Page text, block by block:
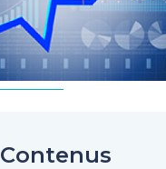
Contenus